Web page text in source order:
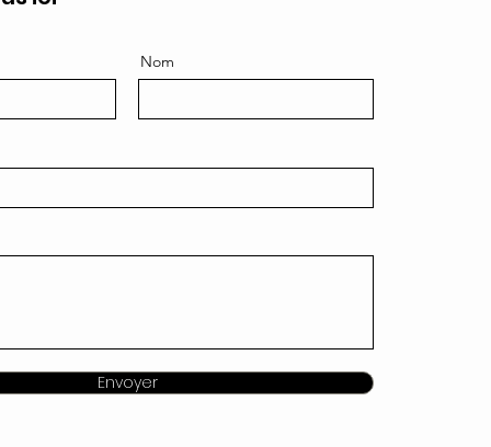
Nom
Envoyer